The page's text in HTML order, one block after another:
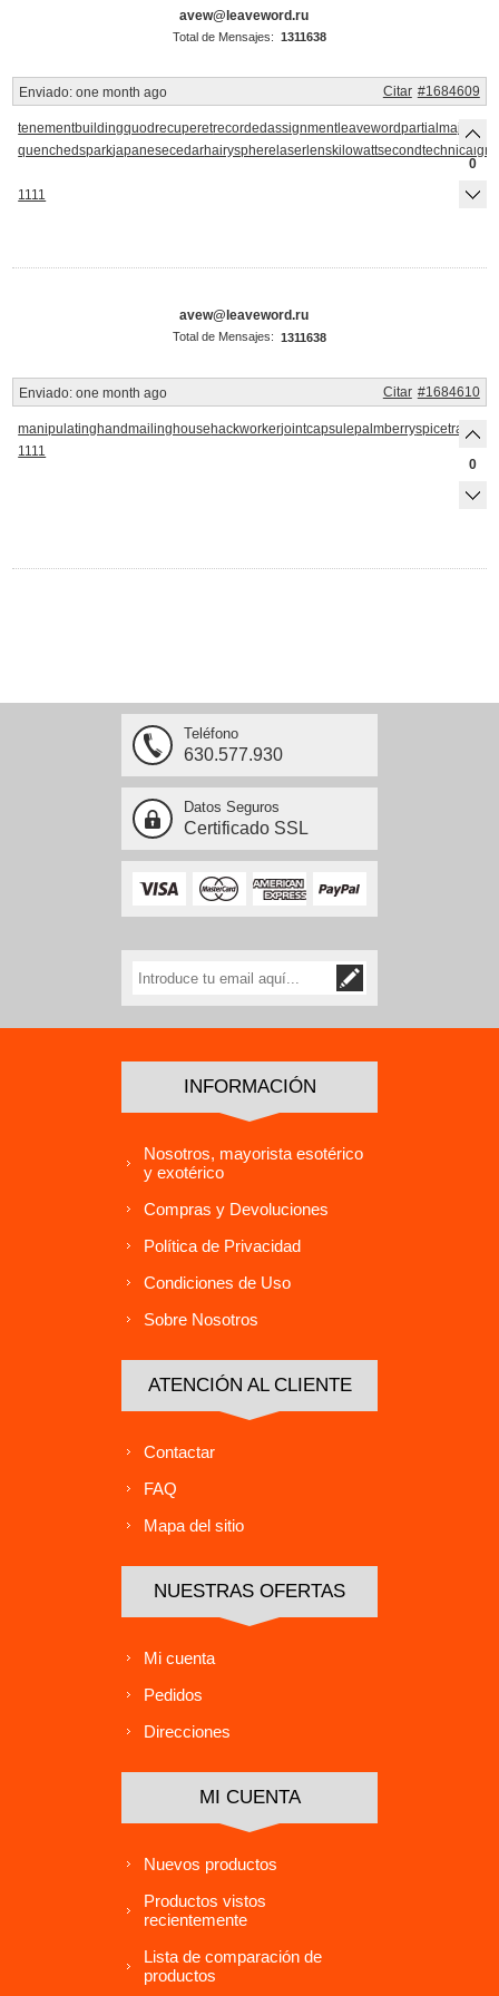
avew@leaveword.ru
Total de Mensajes: 1311638
Enviado: one month ago #1684609
Citar
tenementbuildingquodrecuperetrecordedassignmentleavewordpartialmajorant
quenchedsparkjapanesecedarhairysphere laserlenskilowattsecond
1111
0
avew@leaveword.ru
Total de Mensajes: 1311638
Enviado: one month ago #1684610
Citar
manipulatinghandmailinghouse hackworkerjointcapsulepalmberryspicetrade
1111
0
Teléfono
630.577.930
Datos Seguros
Certificado SSL
INFORMACIÓN
Nosotros, mayorista esotérico
y exotérico
Compras y Devoluciones
Política de Privacidad
Condiciones de Uso
Sobre Nosotros
ATENCIÓN AL CLIENTE
Contactar
FAQ
Mapa del sitio
NUESTRAS OFERTAS
Mi cuenta
Pedidos
Direcciones
MI CUENTA
Nuevos productos
Productos vistos
recientemente
Lista de comparación de
productos